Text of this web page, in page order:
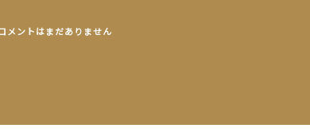
メントはまだありません